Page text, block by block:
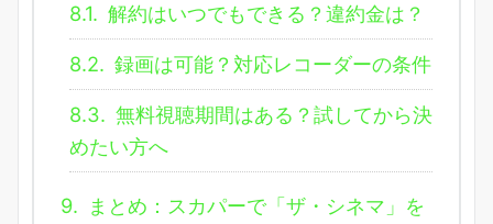
8.1. 解約はいつでもできる？違約金は？
8.2. 録画は可能？対応レコーダーの条件
8.3. 無料視聴期間はある？試してから決
めたい方へ
9.
まとめ：スカパーで「ザ・シネマ」を